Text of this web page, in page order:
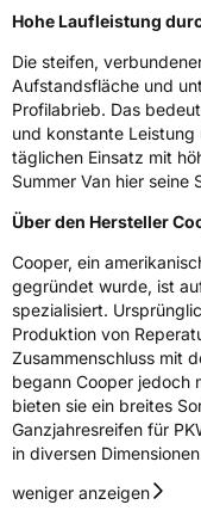
C-ReifenJa
EU Label
EffizienzC
Nasshaftung
Rollgeräusch (Klasse)B
Rollgeräusch (dB)72
FahrzeugklasseC2
3PMSF /
Eisgrip Nein
Hohe Laufleistung
Die steifen,
Aufstandsfläche und
Profilabrieb. Das
und konstante Leistung
täglichen Einsatz mit
Summer Van hier seine
Über den Hersteller
Cooper, ein
gegründet wurde, ist
spezialisiert.
Produktion von
Zusammenschluss mit
begann Cooper jedoch
bieten sie ein breites
Ganzjahresreifen für
in diversen
weniger anzeigen